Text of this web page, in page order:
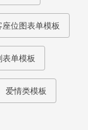
位图表单模板
单模板
爱情类模板